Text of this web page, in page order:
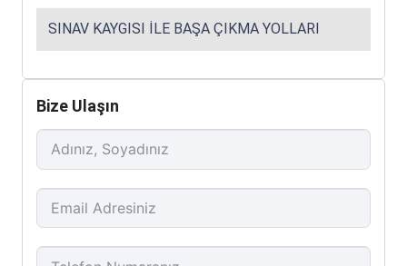
SINAV KAYGISI ILE BAŞA ÇIKMA YOLLARI
Bize Ulaşın